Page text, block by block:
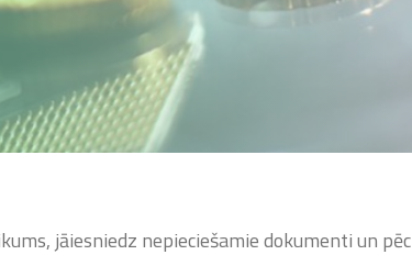
jāiesniedz nepieciešamie dokumenti un pēc